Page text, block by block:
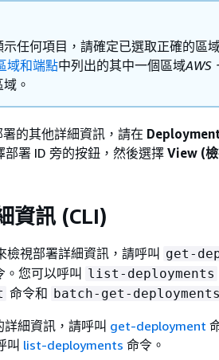
任何項目，請確定已選取正確的區
域和端點中列出的其中一個區域AWS
。
的其他詳細資訊，請在
部署 ID 旁的按鈕，然後選擇 View (
資訊 (CLI)
檢視部署詳細資訊，請呼叫 get-
。您可以呼叫 list-deployments
命令和 batch-get-deployments
細資訊，請呼叫 get-deployment
叫 list-deployments 命令。